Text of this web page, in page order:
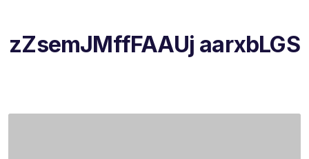
zZsemJMffFAAUj aarxbLGS